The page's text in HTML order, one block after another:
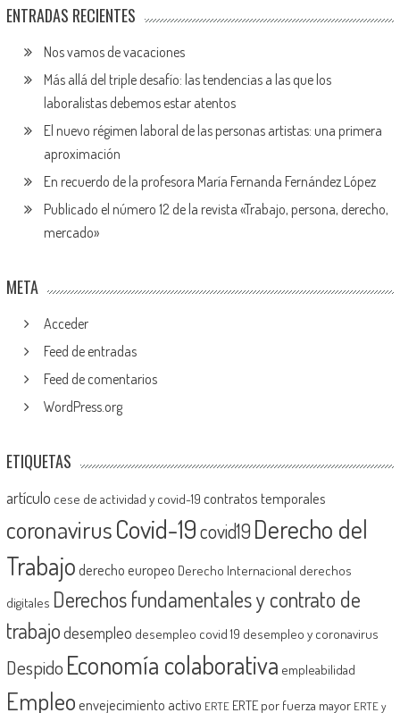
ENTRADAS RECIENTES
Nos vamos de vacaciones
Más allá del triple desafío: las tendencias a las que los
laboralistas debemos estar atentos
El nuevo régimen laboral de las personas artistas: una primera
aproximación
En recuerdo de la profesora María Fernanda Fernández López
Publicado el número 12 de la revista «Trabajo, persona, derecho,
mercado»
META
Acceder
Feed de entradas
Feed de comentarios
WordPress.org
ETIQUETAS
artículo cese de actividad y covid-19 contratos temporales
coronavirusCovid-19covid19 Derecho del
Trabajoderecho europeo Derecho Internacional derechos
digitales Derechos fundamentales y contrato de
trabajodesempleo desempleo covid 19 desempleo y coronavirus
Despido Economía colaborativa empleabilidad
Empleoenvejecimiento activo ERTE ERTE por fuerza mayor ERTE y